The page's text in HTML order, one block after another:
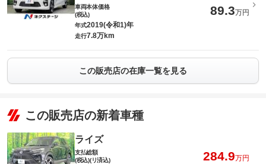
車両本体価格
(税込)
89.3万円
年式2019(令和1)年
走行7.8万km
この販売店の在庫一覧を見る
この販売店の新着車種
ライズ
支払総額
(税込)(リ済込)
284.9万円